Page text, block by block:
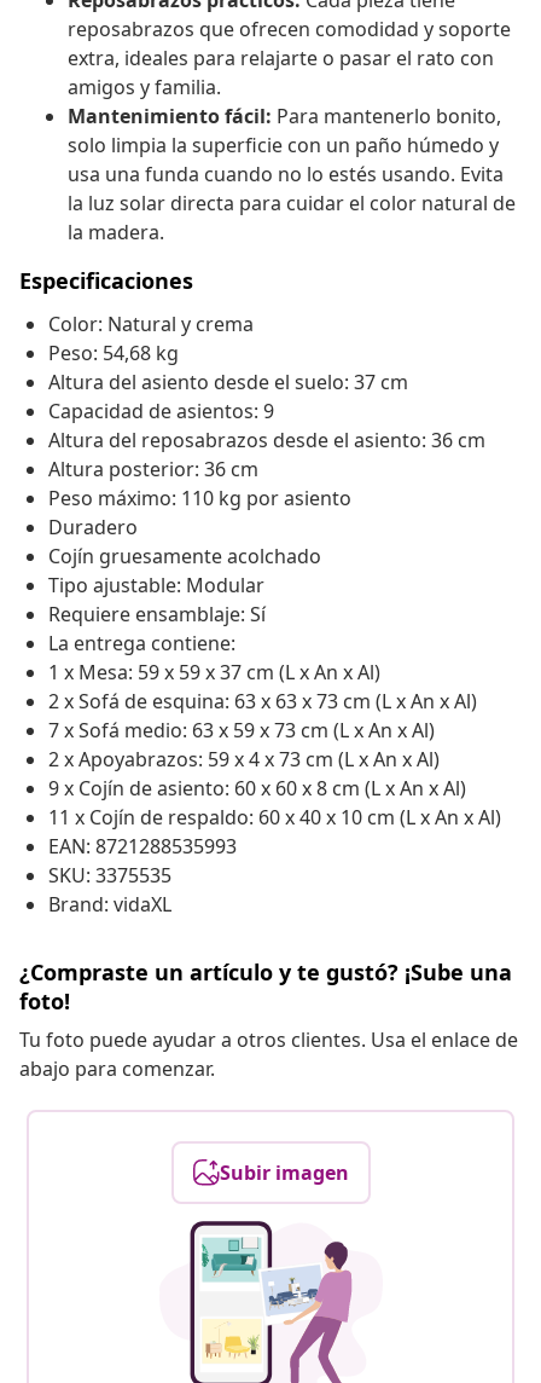
reposabrazos que ofrecen comodidad y soporte
extra, ideales para relajarte o pasar el rato con
amigos y familia.
Mantenimiento fácil: Para mantenerlo bonito,
solo limpia la superficie con un paño húmedo y
usa una funda cuando no lo estés usando. Evita
la luz solar directa para cuidar el color natural de
la madera.
Especificaciones
Color: Natural y crema
Peso: 54,68 kg
Altura del asiento desde el suelo: 37 cm
Capacidad de asientos: 9
Altura del reposabrazos desde el asiento: 36 cm
Altura posterior: 36 cm
Peso máximo: 110 kg por asiento
Duradero
Cojín gruesamente acolchado
Tipo ajustable: Modular
Requiere ensamblaje: Sí
La entrega contiene:
1 x Mesa: 59 x 59 x 37 cm (L x An x Al)
2 x Sofá de esquina: 63 x 63 x 73 cm (L x An x Al)
7 x Sofá medio: 63 x 59 x 73 cm (L x An x Al)
2 x Apoyabrazos: 59 x 4 x 73 cm (L x An x Al)
9 x Cojín de asiento: 60 x 60 x 8 cm (L x An x Al)
11 x Cojín de respaldo: 60 x 40 x 10 cm (L x An x Al)
EAN: 8721288535993
SKU: 3375535
Brand: vidaXL
¿Compraste un artículo y te gustó? ¡Sube una
foto!
Tu foto puede ayudar a otros clientes. Usa el enlace de
abajo para comenzar.
Subir imagen